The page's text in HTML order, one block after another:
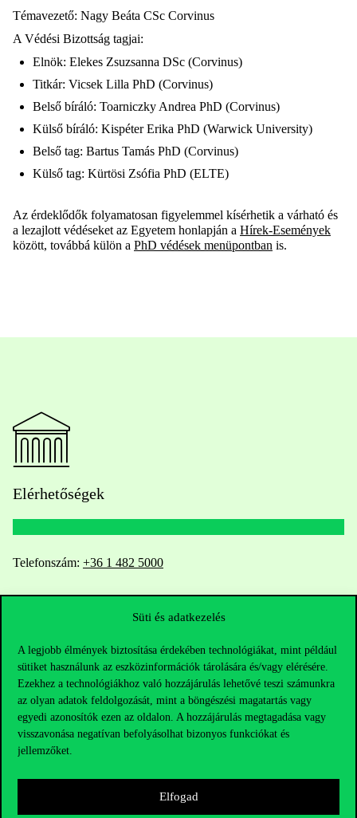
Süti és adatkezelés
A legjobb élmények biztosítása érdekében technológiákat, mint például
sütiket használunk az eszközinformációk tárolására és/vagy elérésére.
Ezekhez a technológiákhoz való hozzájárulás lehetővé teszi számunkra
az olyan adatok feldolgozását, mint a böngészési magatartás vagy
egyedi azonosítók ezen az oldalon. A hozzájárulás megtagadása vagy
visszavonása negatívan befolyásolhat bizonyos funkciókat és
jellemzőket.
Elfogad
Témavezető: Nagy Beáta CSc Corvinus
A Védési Bizottság tagjai:
Elnök: Elekes Zsuzsanna DSc (Corvinus)
Titkár: Vicsek Lilla PhD (Corvinus)
Belső bíráló: Toarniczky Andrea PhD (Corvinus)
Külső bíráló: Kispéter Erika PhD (Warwick University)
Belső tag: Bartus Tamás PhD (Corvinus)
Külső tag: Kürtösi Zsófia PhD (ELTE)
Az érdeklődők folyamatosan figyelemmel kísérhetik a várható és
a lezajlott védéseket az Egyetem honlapján a Hírek-Események
között, továbbá külön a PhD védések menüpontban is.
Elérhetőségek
Telefonszám: +36 1 482 5000
HUB jelenlegi hallgatóinknak
Sajtó:press@uni-corvinus.hu